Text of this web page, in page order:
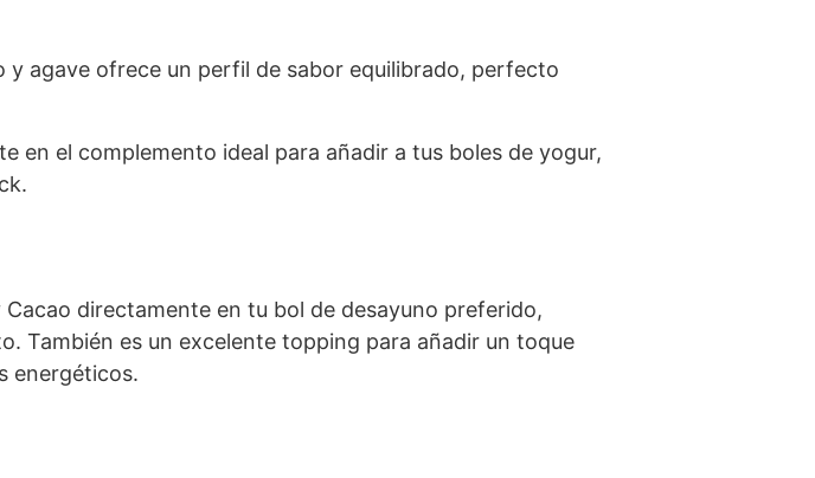
y agave ofrece un perfil de sabor equilibrado, perfecto
en el complemento ideal para añadir a tus boles de yogur,
directamente en tu bol de desayuno preferido,
También es un excelente topping para añadir un toque
energéticos.